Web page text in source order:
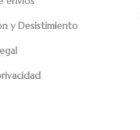
y Desistimiento